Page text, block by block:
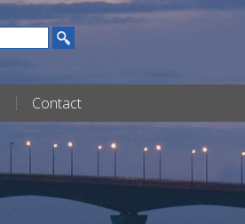
Contact